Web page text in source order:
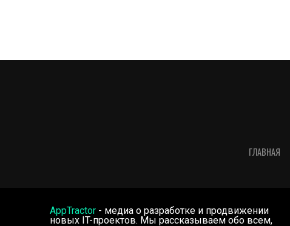
ГЛАВНАЯ
AppTractor - медиа о разработке и продвижении
новых IT-проектов. Мы рассказываем обо всем,